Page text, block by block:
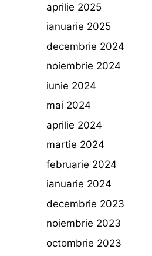
aprilie 2025
ianuarie 2025
decembrie 2024
noiembrie 2024
iunie 2024
mai 2024
aprilie 2024
martie 2024
februarie 2024
ianuarie 2024
decembrie 2023
noiembrie 2023
octombrie 2023